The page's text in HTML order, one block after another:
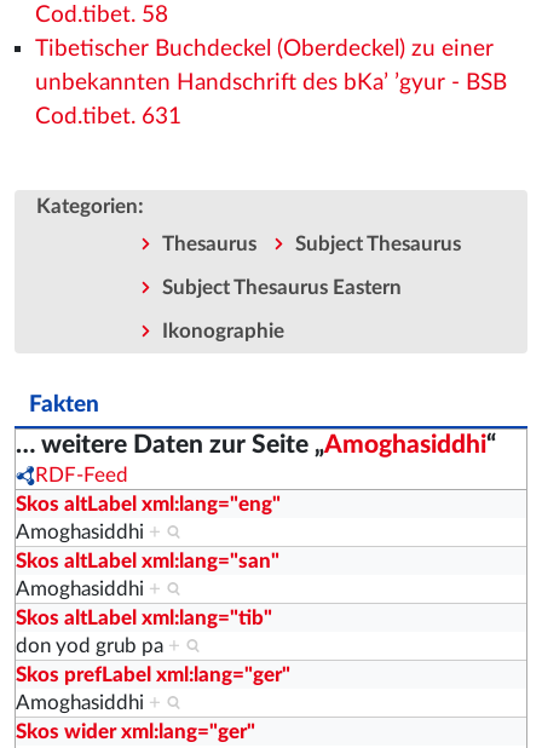
Cod.tibet. 58
Tibetischer Buchdeckel (Oberdeckel) zu einer
unbekannten Handschrift des bKa’ ’gyur - BSB
Cod.tibet. 631
Kategorien:
Thesaurus Subject Thesaurus
Subject Thesaurus Eastern
Ikonographie
Fakten
… weitere Daten zur Seite „Amoghasiddhi“
RDF-Feed
Skos altLabel xml:lang="eng"
Amoghasiddhi +
Skos altLabel xml:lang="san"
Amoghasiddhi +
Skos altLabel xml:lang="tib"
don yod grub pa +
Skos prefLabel xml:lang="ger"
Amoghasiddhi +
Skos wider xml:lang="ger"